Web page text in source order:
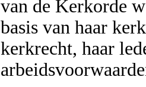
van de Kerkorde
basis van haar
kerkrecht, haar